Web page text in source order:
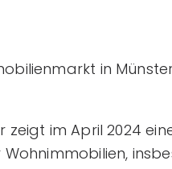
in
im April 2024